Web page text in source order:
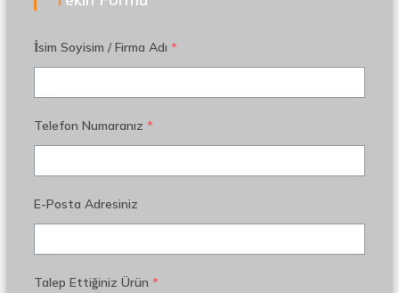
İsim Soyisim / Firma Adı *
Telefon Numaranız *
E-Posta Adresiniz
Talep Ettiğiniz Ürün *